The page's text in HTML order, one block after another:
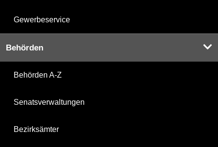
Gewerbeservice
Behörden
Behörden A-Z
Senatsverwaltungen
Bezirksämter